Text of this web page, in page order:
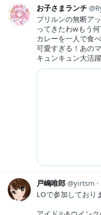
お子さまランチ
プリルンの無断ア
ってきたわwもう
カレーを一人で食
可愛すぎる！あの
キュンキュン大活
戸嶋唯郎 yirtsm
LOで参加しており